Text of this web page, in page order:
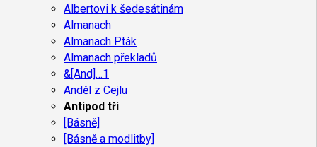
Albertovi k šedesátinám
Almanach
Almanach Pták
Almanach překladů
&[And]…1
Anděl z Cejlu
Antipod tři
[Básně]
[Básně a modlitby]